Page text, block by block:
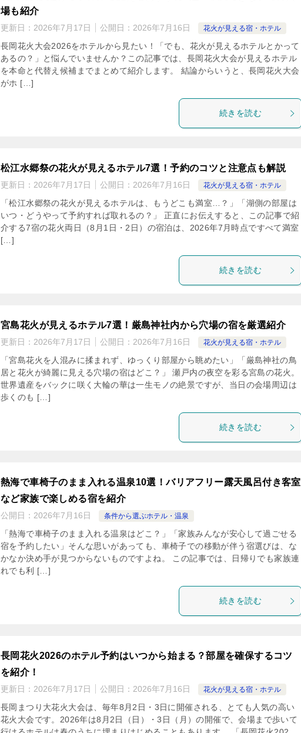
場も紹介
更新日： 2026年7月17日 公開日： 2026年7月16日 花火が見える宿・ホテル
長岡花火大会2026をホテルから見たい！「でも、花火が見えるホテルとかって
あるの？」と悩んでいませんか？この記事では、長岡花火大会が見えるホテル
を本命と代替え候補までまとめて紹介します。 結論からいうと、長岡花火大会
がホ […]
続きを読む
松江水郷祭の花火が見えるホテル7選！予約のコツと注意点も解説
更新日： 2026年7月17日 公開日： 2026年7月16日 花火が見える宿・ホテル
「松江水郷祭の花火が見えるホテルは、もうどこも満室…？」「湖側の部屋は
いつ・どうやって予約すれば取れるの？」 正直にお伝えすると、この記事で紹
介する7宿の花火両日（8月1日・2日）の宿泊は、2026年7月時点ですべて満室
[…]
続きを読む
宮島花火が見えるホテル7選！厳島神社内から穴場の宿を厳選紹介
更新日： 2026年7月17日 公開日： 2026年7月16日 花火が見える宿・ホテル
「宮島花火を人混みに揉まれず、ゆっくり部屋から眺めたい」「厳島神社の鳥
居と花火が綺麗に見える穴場の宿はどこ？」 瀬戸内の夜空を彩る宮島の花火。
世界遺産をバックに咲く大輪の華は一生モノの絶景ですが、当日の会場周辺は
歩くのも […]
続きを読む
熱海で車椅子のまま入れる温泉10選！バリアフリー露天風呂付き客室
など家族で楽しめる宿を紹介
公開日： 2026年7月16日 条件から選ぶホテル・温泉
「熱海で車椅子のまま入れる温泉はどこ？」「家族みんなが安心して過ごせる
宿を予約したい」そんな思いがあっても、車椅子での移動が伴う宿選びは、な
かなか決め手が見つからないものですよね。 この記事では、日帰りでも家族連
れでも利 […]
続きを読む
長岡花火2026のホテル予約はいつから始まる？部屋を確保するコツ
を紹介！
更新日： 2026年7月17日 公開日： 2026年7月16日 花火が見える宿・ホテル
長岡まつり大花火大会は、毎年8月2日・3日に開催される、とても人気の高い
花火大会です。2026年は8月2日（日）・3日（月）の開催で、会場まで歩いて